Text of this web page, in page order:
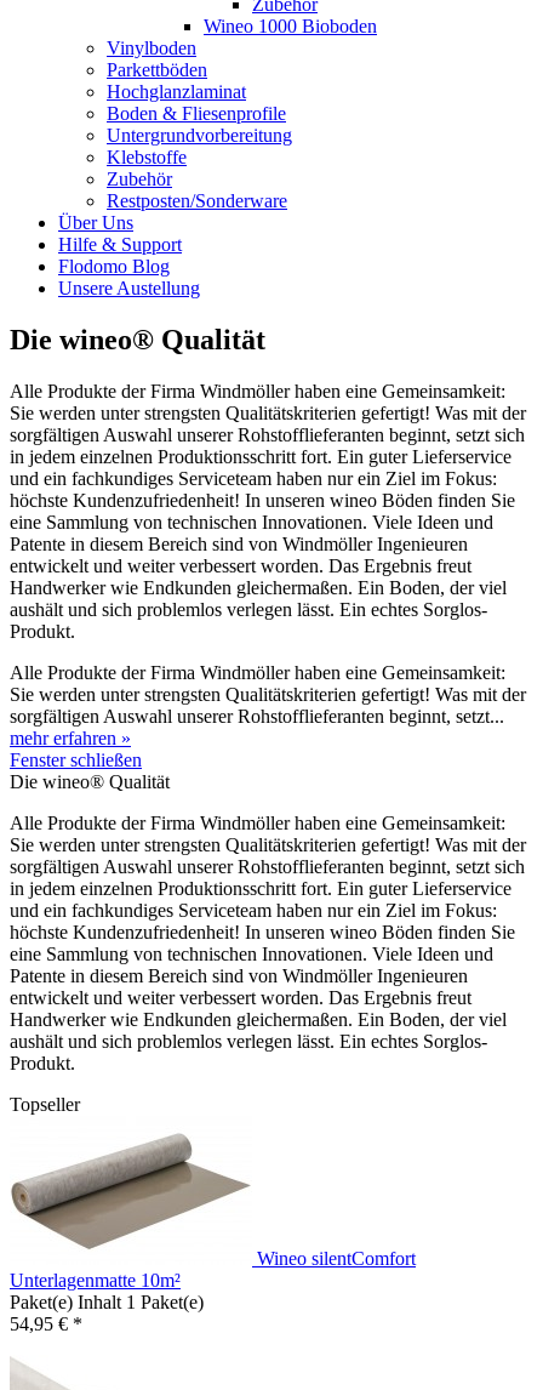
Zubehör
Wineo 1000 Bioboden
Vinylboden
Parkettböden
Hochglanzlaminat
Boden & Fliesenprofile
Untergrundvorbereitung
Klebstoffe
Zubehör
Restposten/Sonderware
Über Uns
Hilfe & Support
Flodomo Blog
Unsere Austellung
Die wineo® Qualität
Alle Produkte der Firma Windmöller haben eine Gemeinsamkeit:
Sie werden unter strengsten Qualitätskriterien gefertigt! Was mit der
sorgfältigen Auswahl unserer Rohstofflieferanten beginnt, setzt sich
in jedem einzelnen Produktionsschritt fort. Ein guter Lieferservice
und ein fachkundiges Serviceteam haben nur ein Ziel im Fokus:
höchste Kundenzufriedenheit! In unseren wineo Böden finden Sie
eine Sammlung von technischen Innovationen. Viele Ideen und
Patente in diesem Bereich sind von Windmöller Ingenieuren
entwickelt und weiter verbessert worden. Das Ergebnis freut
Handwerker wie Endkunden gleichermaßen. Ein Boden, der viel
aushält und sich problemlos verlegen lässt. Ein echtes Sorglos-
Produkt.
Alle Produkte der Firma Windmöller haben eine Gemeinsamkeit:
Sie werden unter strengsten Qualitätskriterien gefertigt! Was mit der
sorgfältigen Auswahl unserer Rohstofflieferanten beginnt, setzt...
mehr erfahren »
Fenster schließen
Die wineo® Qualität
Alle Produkte der Firma Windmöller haben eine Gemeinsamkeit:
Sie werden unter strengsten Qualitätskriterien gefertigt! Was mit der
sorgfältigen Auswahl unserer Rohstofflieferanten beginnt, setzt sich
in jedem einzelnen Produktionsschritt fort. Ein guter Lieferservice
und ein fachkundiges Serviceteam haben nur ein Ziel im Fokus:
höchste Kundenzufriedenheit! In unseren wineo Böden finden Sie
eine Sammlung von technischen Innovationen. Viele Ideen und
Patente in diesem Bereich sind von Windmöller Ingenieuren
entwickelt und weiter verbessert worden. Das Ergebnis freut
Handwerker wie Endkunden gleichermaßen. Ein Boden, der viel
aushält und sich problemlos verlegen lässt. Ein echtes Sorglos-
Produkt.
Topseller
Wineo silentComfort
Unterlagenmatte 10m²
Paket(e) Inhalt 1 Paket(e)
54,95 € *